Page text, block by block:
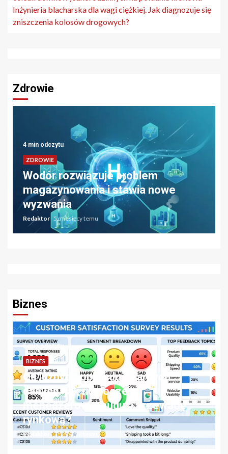
Inżynieria blacharska dla wagi ciężkiej. Jak diagnozuje się
zniszczenia kolosów drogowych?
Zdrowie
4 min odczytu
ZDROWIE
Kiedy warto zgłosić się na pierwszą
wizytę do ortodonty?
Redaktor 12 miesięcy temu
Biznes
6 min odczytu
BIZNES
Profesjonalny serwis DAF –
Inwestycja, która procentuje. Jak
dbać o niezawodność floty?
Redaktor 1 miesiąc temu